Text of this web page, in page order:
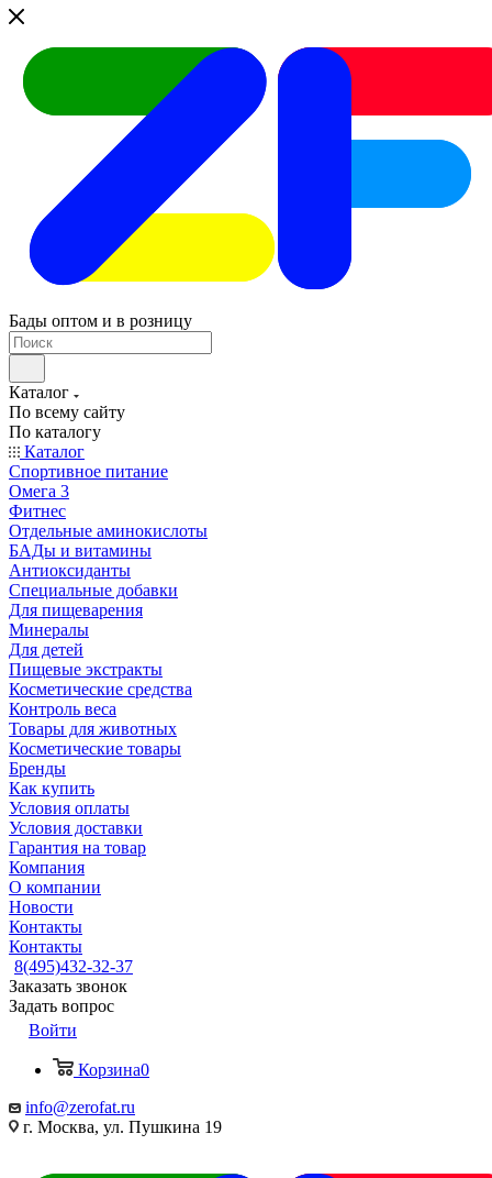
Бады оптом и в розницу
Каталог
По всему сайту
По каталогу
Каталог
Спортивное питание
Омега 3
Фитнес
Отдельные аминокислоты
БАДы и витамины
Антиоксиданты
Специальные добавки
Для пищеварения
Минералы
Для детей
Пищевые экстракты
Косметические средства
Контроль веса
Товары для животных
Косметические товары
Бренды
Как купить
Условия оплаты
Условия доставки
Гарантия на товар
Компания
О компании
Новости
Контакты
Контакты
8(495)432-32-37
Заказать звонок
Задать вопрос
Войти
Корзина0
info@zerofat.ru
г. Москва, ул. Пушкина 19